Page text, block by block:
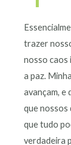
trazer
nosso caos
a paz.
avançam, e
que nossos
que tudo
verdadeira